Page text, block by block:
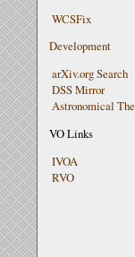
WCSFix
Development
arXiv.org Search
DSS Mirror
Astronomical
VO Links
IVOA
RVO